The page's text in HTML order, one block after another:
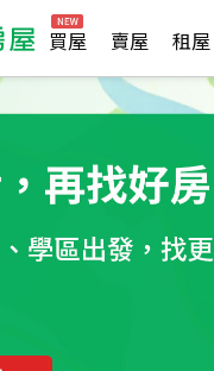
買屋 賣屋 租屋